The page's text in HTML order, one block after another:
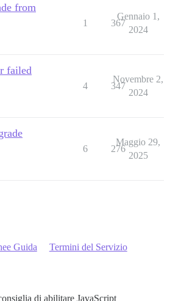
from
1 367
Gennaio 1,
2024
failed
4 347
Novembre 2,
2024
6 276
Maggio 29,
2025
Guida Termini del Servizio
di abilitare JavaScript